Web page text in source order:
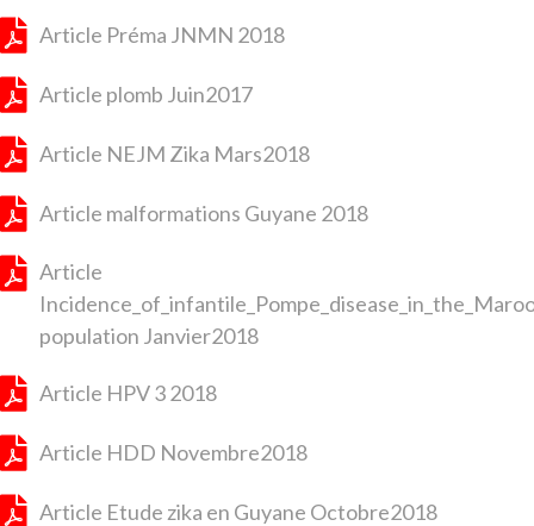
Article Préma JNMN 2018
Article plomb Juin2017
Article NEJM Zika Mars2018
Article malformations Guyane 2018
Article
population Janvier2018
Article HPV 3 2018
Article HDD Novembre2018
Article Etude zika en Guyane Octobre2018